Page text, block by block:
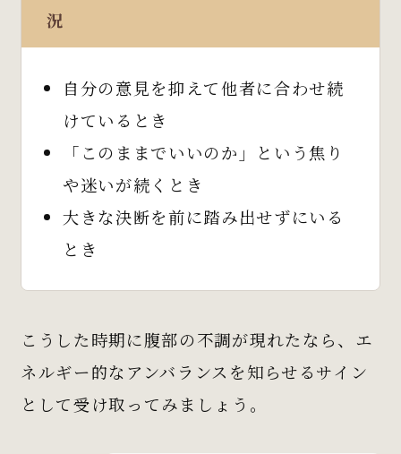
況
自分の意見を抑えて他者に合わせ続
けているとき
「このままでいいのか」という焦り
や迷いが続くとき
大きな決断を前に踏み出せずにいる
とき
こうした時期に腹部の不調が現れたなら、エ
ネルギー的なアンバランスを知らせるサイン
として受け取ってみましょう。